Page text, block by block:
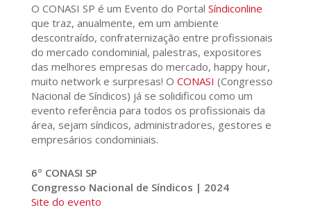
O CONASI SP é um Evento do Portal Síndiconline
que traz, anualmente, em um ambiente
descontraído, confraternização entre profissionais
do mercado condominial, palestras, expositores
das melhores empresas do mercado, happy hour,
muito network e surpresas! O CONASI (Congresso
Nacional de Síndicos) já se solidificou como um
evento referência para todos os profissionais da
área, sejam síndicos, administradores, gestores e
empresários condominiais.
6º CONASI SP
Congresso Nacional de Síndicos | 2024
Site do evento